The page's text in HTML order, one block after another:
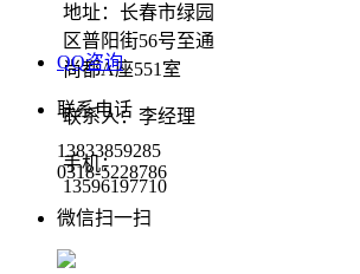
地址：长春市绿园
区普阳街56号至通
尚都A座551室
联系人：李经理
手机：
13596197710
QQ咨询
联系电话
13833859285
0318-5228786
微信扫一扫